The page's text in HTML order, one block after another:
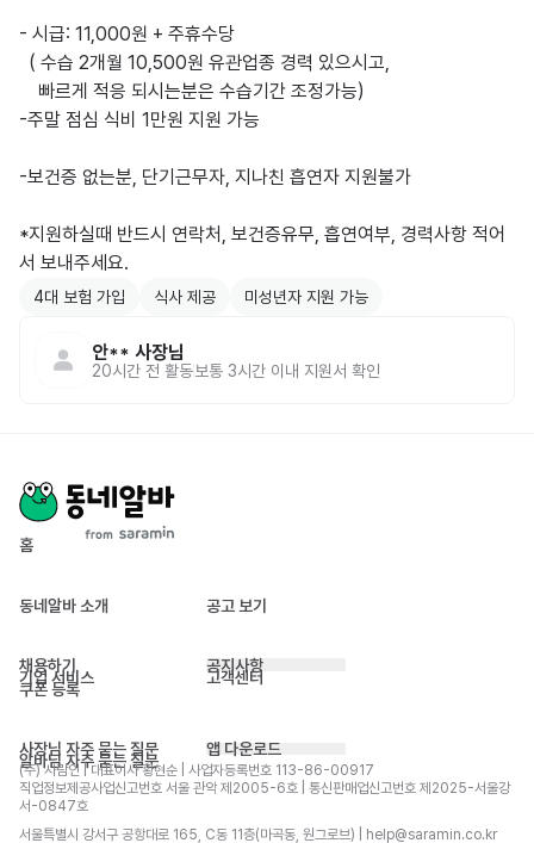
- 시급: 11,000원 + 주휴수당
-주말 점심 식비 1만원 지원 가능
-보건증 없는분, 단기근무자, 지나친 흡연자 지원불가
*지원하실때 반드시 연락처, 보건증유무, 흡연여부, 경력사항 적어
서 보내주세요.
4대 보험 가입 식사 제공 미성년자 지원 가능
안** 사장님
20시간 전 활동 보통 3시간 이내 지원서 확인
홈
동네알바 소개 공고 보기
채용하기
기업 서비스
쿠폰 등록
공지사항
고객센터
사장님 자주 묻는 질문
알바님 자주 묻는 질문
앱 다운로드
(주) 사람인 | 대표이사 황현순 | 사업자등록번호 113-86-00917
직업정보제공사업신고번호 서울 관악 제2005-6호 | 통신판매업신고번호 제2025-서울강
서-0847호
서울특별시 강서구 공항대로 165, C동 11층(마곡동, 원그로브) | help@saramin.co.kr